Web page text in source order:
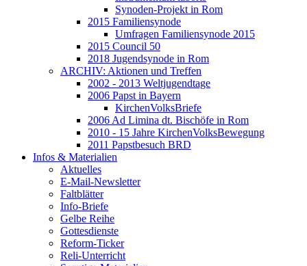
Synoden-Projekt in Rom
2015 Familiensynode
Umfragen Familiensynode 2015
2015 Council 50
2018 Jugendsynode in Rom
ARCHIV: Aktionen und Treffen
2002 - 2013 Weltjugendtage
2006 Papst in Bayern
KirchenVolksBriefe
2006 Ad Limina dt. Bischöfe in Rom
2010 - 15 Jahre KirchenVolksBewegung
2011 Papstbesuch BRD
Infos & Materialien
Aktuelles
E-Mail-Newsletter
Faltblätter
Info-Briefe
Gelbe Reihe
Gottesdienste
Reform-Ticker
Reli-Unterricht